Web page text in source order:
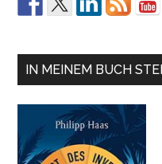
IN MEINEM BUCH